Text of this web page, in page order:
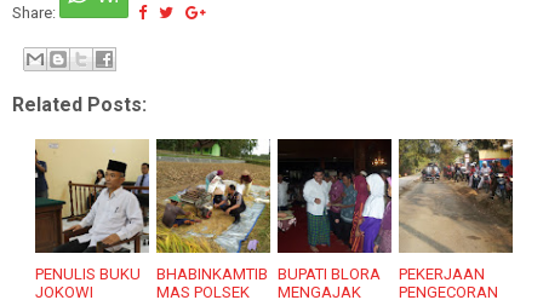
Share:
Related Posts:
PENULIS BUKU
JOKOWI
BHABINKAMTIB
MAS POLSEK
BUPATI BLORA
MENGAJAK
PEKERJAAN
PENGECORAN